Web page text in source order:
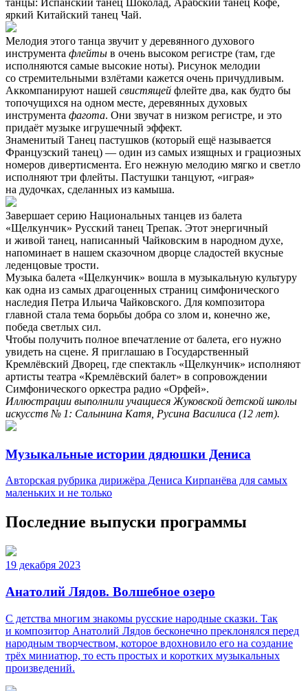
яркий Китайский танец Чай.
Мелодия этого танца звучит у деревянного духового
инструмента флейты в очень высоком регистре (там, где
исполняются самые высокие ноты). Рисунок мелодии
со стремительными взлётами кажется очень причудливым.
Аккомпанируют нашей свистящей флейте два, как будто бы
топочущихся на одном месте, деревянных духовых
инструмента фагота. Они звучат в низком регистре, и это
придаёт музыке игрушечный эффект.
Знаменитый Танец пастушков (который ещё называется
Французский танец) — один из самых изящных и грациозных
номеров дивертисмента. Его нежную мелодию мягко и светло
исполняют три флейты. Пастушки танцуют, «играя»
на дудочках, сделанных из камыша.
Завершает серию Национальных танцев из балета
«Щелкунчик» Русский танец Трепак. Этот энергичный
и живой танец, написанный Чайковским в народном духе,
напоминает в нашем сказочном дворце сладостей вкусные
леденцовые трости.
Музыка балета «Щелкунчик» вошла в музыкальную культуру
как одна из самых драгоценных страниц симфонического
наследия Петра Ильича Чайковского. Для композитора
главной стала тема борьбы добра со злом и, конечно же,
победа светлых сил.
Чтобы получить полное впечатление от балета, его нужно
увидеть на сцене. Я приглашаю в Государственный
Кремлёвский Дворец, где спектакль «Щелкунчик» исполняют
артисты театра «Кремлёвский балет» в сопровождении
Симфонического оркестра радио «Орфей».
Иллюстрации выполнили учащиеся Жуковской детской школы
искусств № 1: Салынина Катя, Русина Василиса (12 лет).
Музыкальные истории дядюшки Дениса
Авторская рубрика дирижёра Дениса Кирпанёва для самых
маленьких и не только
Последние выпуски программы
19 декабря 2023
Анатолий Лядов. Волшебное озеро
С детства многим знакомы русские народные сказки. Так
и композитор Анатолий Лядов бесконечно преклонялся перед
народным творчеством, которое вдохновило его на создание
трёх миниатюр, то есть простых и коротких музыкальных
произведений.